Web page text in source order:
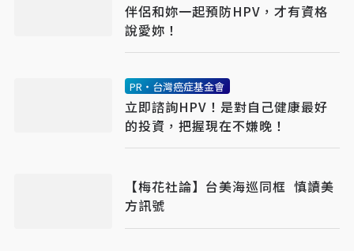
伴侶和妳一起預防HPV，才有資格
說愛妳！
PR・台灣癌症基金會
立即諮詢HPV！是對自己健康最好
的投資，把握現在不嫌晚！
【梅花社論】台美海巡同框 慎讀美
方訊號